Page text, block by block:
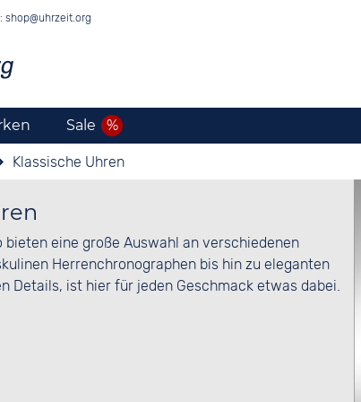
shop@uhrzeit.org
Sale
Klassische Uhren
bieten eine große Auswahl an verschiedenen
Herrenchronographen bis hin zu eleganten
Details, ist hier für jeden Geschmack etwas dabei.